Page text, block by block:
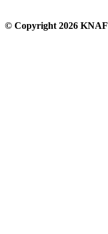
© Copyright 2026 KNAF